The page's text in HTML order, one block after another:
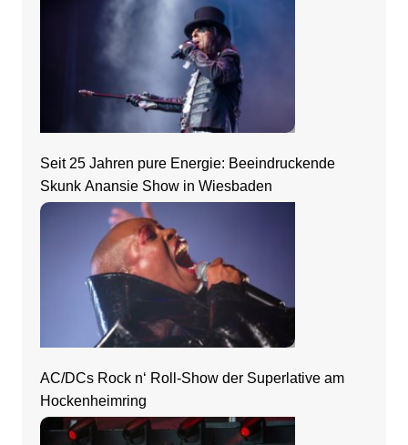
Seit 25 Jahren pure Energie: Beeindruckende
Skunk Anansie Show in Wiesbaden
AC/DCs Rock n‘ Roll-Show der Superlative am
Hockenheimring